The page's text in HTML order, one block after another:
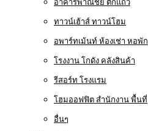
อาคารพาณิชย์ ตึกแถว
ทาวน์เฮ้าส์ ทาวน์โฮม
อพาร์ทเม้นท์ ห้องเช่า หอพัก
โรงงาน โกดัง คลังสินค้า
รีสอร์ท โรงแรม
โฮมออฟฟิต สำนักงาน พื้นที่
อื่นๆ